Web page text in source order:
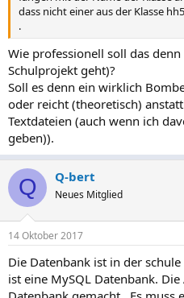
dass nicht einer aus der Klasse
.
Wie professionell soll das
Schulprojekt geht)?
Soll es denn ein wirklich
oder reicht (theoretisch)
Textdateien (auch wenn ich
geben)).
Q Q-bert
Neues Mitglied
14 Oktober 2017
Die Datenbank ist in der
ist eine MySQL Datenbank.